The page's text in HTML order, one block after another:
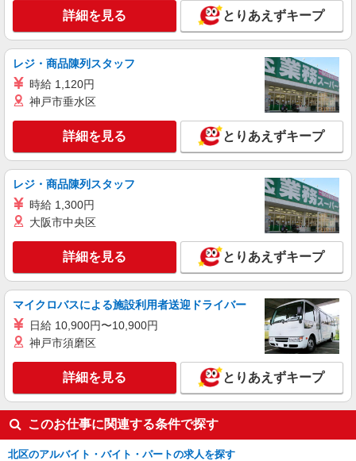
ピザハット 王子店
未経験OK！ピザハットピザメイクスタッフ
（インストア）
時給1,230円以上 平日 時給1,230円以上 土日・
祝日 時給1,230円以上 高校生 時給1,230円以上
東京都北区東十条1-6-13 タバックラーデン1F
キープ 詳細を見る
アルバイト パート
すき家 赤羽南口店
すき家の店舗スタッフ（接客・調理・清掃な
時給1,350円 ※22:00〜翌5:00：時給1,688円 ※
高校生時給1,230円 ※早朝手当（5:00〜9:00）時給
＋150円
東京都北区赤羽1-1-24
キープ 詳細を見る
詳細を見る とりあえずキープ
レジ・商品陳列スタッフ
時給 1,120円
神戸市垂水区
詳細を見る とりあえずキープ
レジ・商品陳列スタッフ
時給 1,300円
大阪市中央区
詳細を見る とりあえずキープ
マイクロバスによる施設利用者送迎ドライバー
日給 10,900円〜10,900円
神戸市須磨区
詳細を見る とりあえずキープ
このお仕事に関連する条件で探す
北区のアルバイト・バイト・パートの求人を探す